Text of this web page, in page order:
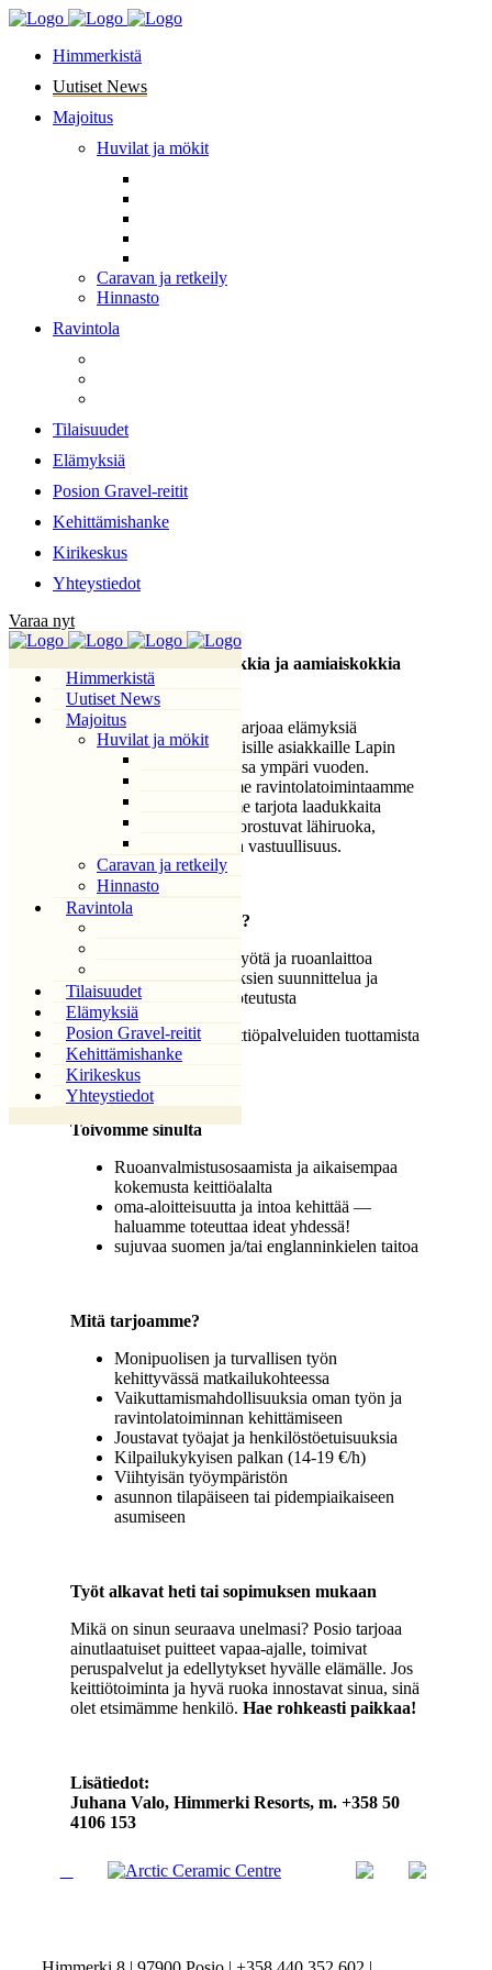
Himmerkistä
Uutiset News
Majoitus
Huvilat ja mökit
Caravan ja retkeily
Hinnasto
Ravintola
Tilaisuudet
Elämyksiä
Posion Gravel-reitit
Kehittämishanke
Kirikeskus
Yhteystiedot
Varaa nyt
Himmerkistä
Uutiset News
Majoitus
Huvilat ja mökit
Caravan ja retkeily
Hinnasto
Ravintola
Tilaisuudet
Elämyksiä
Posion Gravel-reitit
Kehittämishanke
Kirikeskus
Yhteystiedot
Haemme à la carte -kokkia ja aamiaiskokkia
Himmerkiin
Lomakeskus Himmerki tarjoaa elämyksiä
kotimaisille ja ulkomaalaisille asiakkaille Lapin
ainutlaatuisissa maisemissa ympäri vuoden.
Kasvun myötä kehitämme ravintolatoimintaamme
vahvemmaksi. Haluamme tarjota laadukkaita
makuelämyksiä, joissa korostuvat lähiruoka,
paikalliset raaka-aineet ja vastuullisuus.
Mitä työ pitää sisällään?
Päivittäistä keittiötyötä ja ruoanlaittoa
Ateriakokonaisuuksien suunnittelua ja
makuelämyksen toteutusta
Laadukkaiden keittiöpalveluiden tuottamista
ja asiakaspalvelua
Toivomme sinulta
Ruoanvalmistusosaamista ja aikaisempaa
kokemusta keittiöalalta
oma-aloitteisuutta ja intoa kehittää —
haluamme toteuttaa ideat yhdessä!
sujuvaa suomen ja/tai englanninkielen taitoa
Mitä tarjoamme?
Monipuolisen ja turvallisen työn
kehittyvässä matkailukohteessa
Vaikuttamismahdollisuuksia oman työn ja
ravintolatoiminnan kehittämiseen
Joustavat työajat ja henkilöstöetuisuuksia
Kilpailukykyisen palkan (14-19 €/h)
Viihtyisän työympäristön
asunnon tilapäiseen tai pidempiaikaiseen
asumiseen
Työt alkavat heti tai sopimuksen mukaan
Mikä on sinun seuraava unelmasi? Posio tarjoaa
ainutlaatuiset puitteet vapaa-ajalle, toimivat
peruspalvelut ja edellytykset hyvälle elämälle. Jos
keittiötoiminta ja hyvä ruoka innostavat sinua, sinä
olet etsimämme henkilö.Hae rohkeasti paikkaa!
Lisätiedot:
Juhana Valo, Himmerki Resorts, m. +358 50
4106 153